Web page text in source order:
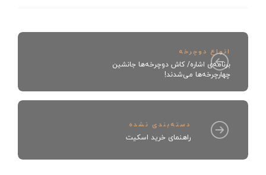
انواع دوچرخه
برنامه‌ی اشاره/ كاش دوچرخه‌ها جانشین
چهارچرخه‌ها می‌شدند!
دسته‌بندی نشده
راهنمای خرید اسکیت